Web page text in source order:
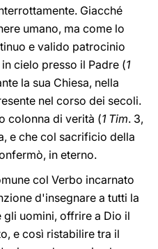
Giacché
umano, ma come lo
e valido patrocinio
cielo presso il Padre (1
la sua Chiesa, nella
nel corso dei secoli.
colonna di verità (1 Tim. 3,
e che col sacrificio della
in eterno.
col Verbo incarnato
d'insegnare a tutti la
uomini, offrire a Dio il
e così ristabilire tra il